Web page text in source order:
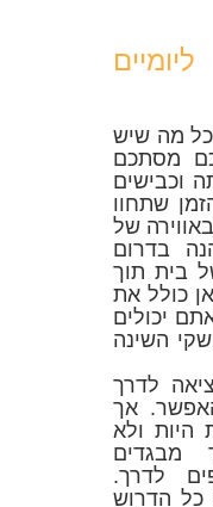
מה שיש
מסתכם
וכבישים
שתחוו
של
בדרום
בית תוך
כולל את
יכולים
השינה
לדרך
אך
היות ולא
מבגדים
לדרך.
הדרוש